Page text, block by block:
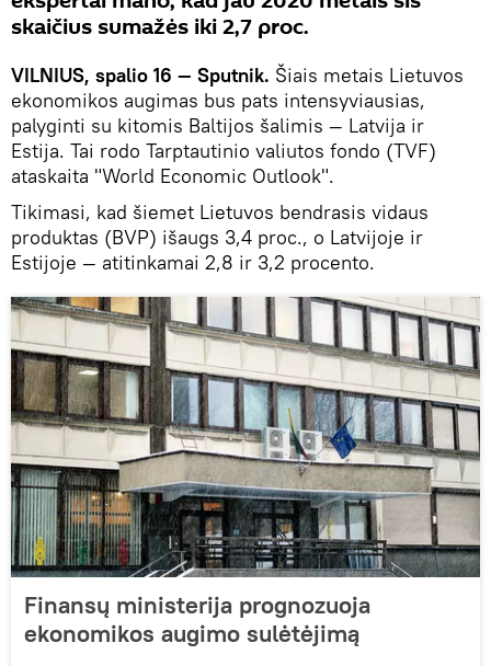
skaičius sumažės iki 2,7 proc.
VILNIUS, spalio 16 — Sputnik. Šiais metais Lietuvos
ekonomikos augimas bus pats intensyviausias,
palyginti su kitomis Baltijos šalimis — Latvija ir
Estija. Tai rodo Tarptautinio valiutos fondo (TVF)
ataskaita "World Economic Outlook".
Tikimasi, kad šiemet Lietuvos bendrasis vidaus
produktas (BVP) išaugs 3,4 proc., o Latvijoje ir
Estijoje — atitinkamai 2,8 ir 3,2 procento.
Finansų ministerija prognozuoja
ekonomikos augimo sulėtėjimą